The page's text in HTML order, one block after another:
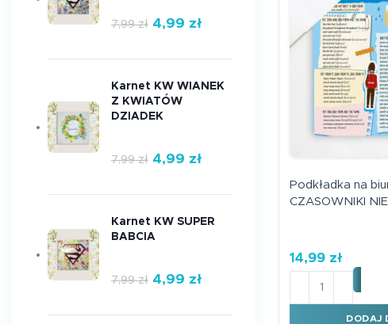
7,99zł 4,99 zł
Karnet KW WIANEK
Z KWIATÓW
DZIADEK
7,99zł 4,99 zł
Karnet KW SUPER
BABCIA
7,99zł 4,99 zł
Podkładka na
CZASOWNIKI
14,99 zł
ilość
DODAJ